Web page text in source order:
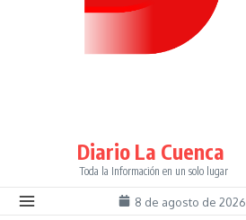
Diario La Cuenca
Toda la Información en un solo lugar
8 de agosto de 2026